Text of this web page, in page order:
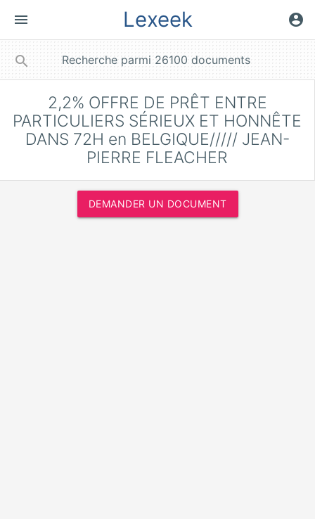
menu Lexeek account_circle
search
2,2% OFFRE DE PRÊT ENTRE
PARTICULIERS SÉRIEUX ET HONNÊTE
DANS 72H en BELGIQUE///// JEAN-
PIERRE FLEACHER
DEMANDER UN DOCUMENT